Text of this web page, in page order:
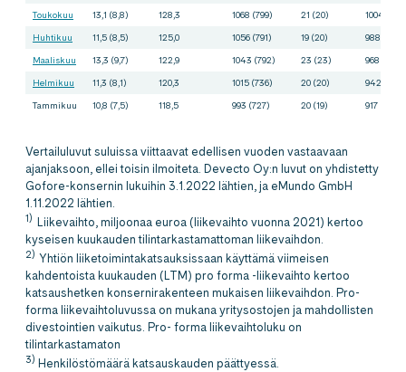
Toukokuu 13,1 (8,8) 128,3 1068 (799) 21 (20) 1004
Huhtikuu 11,5 (8,5) 125,0 1056 (791) 19 (20) 988 (743)
Maaliskuu 13,3 (9,7) 122,9 1043 (792) 23 (23) 968 (735)
Helmikuu 11,3 (8,1) 120,3 1015 (736) 20 (20) 942 (698)
Tammikuu 10,8 (7,5) 118,5 993 (727) 20 (19) 917 (697)
Vertailuluvut suluissa viittaavat edellisen vuoden vastaavaan
ajanjaksoon, ellei toisin ilmoiteta. Devecto Oy:n luvut on yhdistetty
Gofore-konsernin lukuihin 3.1.2022 lähtien, ja eMundo GmbH
1.11.2022 lähtien.
1)
Liikevaihto, miljoonaa euroa (liikevaihto vuonna 2021) kertoo
kyseisen kuukauden tilintarkastamattoman liikevaihdon.
2) Yhtiön liiketoimintakatsauksissaan käyttämä viimeisen
kahdentoista kuukauden (LTM) pro forma -liikevaihto kertoo
katsaushetken konsernirakenteen mukaisen liikevaihdon. Pro-
forma liikevaihtoluvussa on mukana yritysostojen ja mahdollisten
divestointien vaikutus. Pro- forma liikevaihtoluku on
tilintarkastamaton
3) Henkilöstömäärä katsauskauden päättyessä.